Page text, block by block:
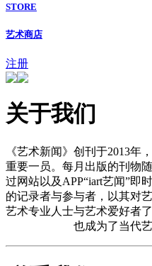
STORE
艺术商店
注册
关于我们
《艺术新闻》创刊于2013年
重要一员。每月出版的刊物
过网站以及APP“iart艺闻”即
的记录者与参与者，以其对
艺术专业人士与艺术爱好者
也成为了当代